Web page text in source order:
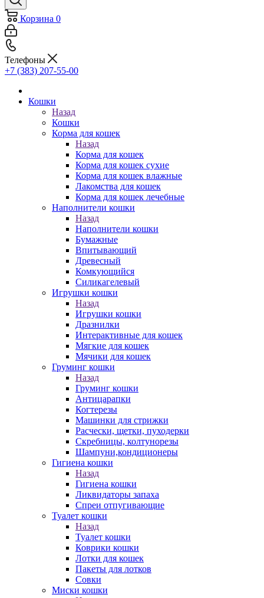
Корзина 0
Телефоны
+7 (383) 207-55-00
Кошки
Назад
Кошки
Корма для кошек
Назад
Корма для кошек
Корма для кошек сухие
Корма для кошек влажные
Лакомства для кошек
Корма для кошек лечебные
Наполнители кошки
Назад
Наполнители кошки
Бумажные
Впитывающий
Древесный
Комкующийся
Силикагелевый
Игрушки кошки
Назад
Игрушки кошки
Дразнилки
Интерактивные для кошек
Мягкие для кошек
Мячики для кошек
Груминг кошки
Назад
Груминг кошки
Антицарапки
Когтерезы
Машинки для стрижки
Расчески, щетки, пуходерки
Скребницы, колтунорезы
Шампуни,кондиционеры
Гигиена кошки
Назад
Гигиена кошки
Ликвидаторы запаха
Спреи отпугивающие
Туалет кошки
Назад
Туалет кошки
Коврики кошки
Лотки для кошек
Пакеты для лотков
Совки
Миски кошки